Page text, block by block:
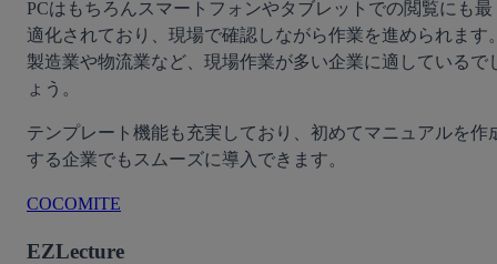
PCはもちろんスマートフォンやタブレットでの閲覧にも最
適化されており、現場で確認しながら作業を進められます
製造業や物流業など、現場作業が多い企業に適しているで
ょう。
テンプレート機能も充実しており、初めてマニュアルを作
する企業でもスムーズに導入できます。
COCOMITE
EZLecture